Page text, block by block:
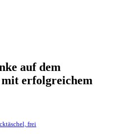
auf dem
erfolgreichem
frei